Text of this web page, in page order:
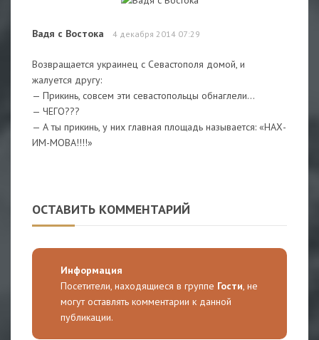
Вадя с Востока 4 декабря 2014 07:29
Возвращается украинец с Севастополя домой, и
жалуется другу:
— Прикинь, совсем эти севастопольцы обнаглели…
— ЧЕГО???
— А ты прикинь, у них главная площадь называется: «НАХ-
ИМ-МОВА!!!!»
ОСТАВИТЬ КОММЕНТАРИЙ
Информация
Посетители, находящиеся в группе Гости, не
могут оставлять комментарии к данной
публикации.